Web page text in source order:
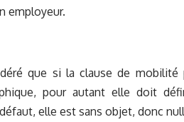
employeur.
que si la clause de
pour autant elle doit
elle est sans objet, donc